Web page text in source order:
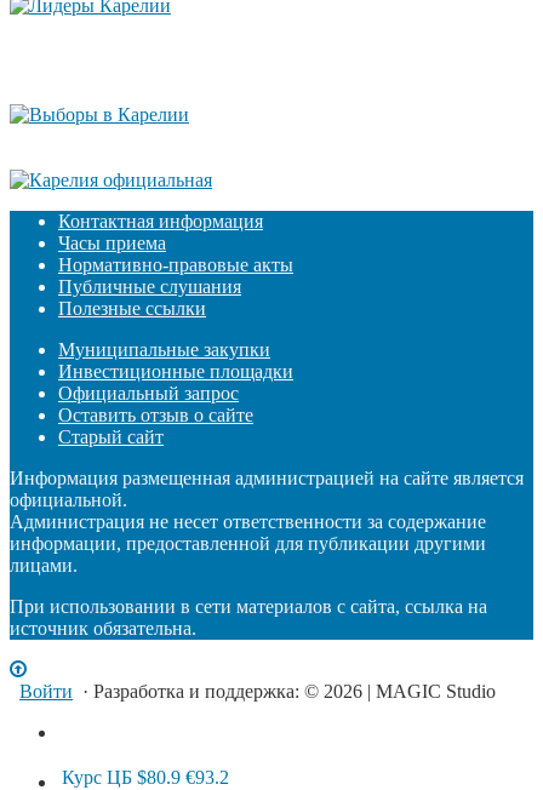
Контактная информация
Часы приема
Нормативно-правовые акты
Публичные слушания
Полезные ссылки
Муниципальные закупки
Инвестиционные площадки
Официальный запрос
Оставить отзыв о сайте
Старый сайт
Информация размещенная администрацией на сайте является
официальной.
Администрация не несет ответственности за содержание
информации, предоставленной для публикации другими
лицами.
При использовании в сети материалов с сайта, ссылка на
источник обязательна.
Войти · Разработка и поддержка: © 2026 | MAGIC Studio
Курс ЦБ $80.9 €93.2